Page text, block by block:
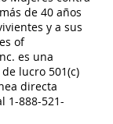
de 40 años
y a sus
of
es una
lucro 501(c)
directa
1-888-521-